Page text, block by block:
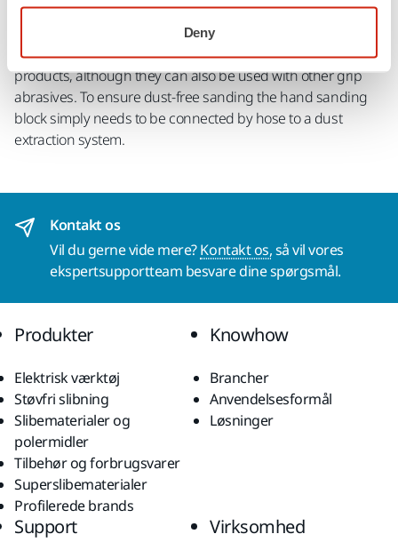
Deny
small surfaces and difficult-to-reach areas. Mirka® Hand
Sanding Blocks are specially designed for sanding by hand
in combination with Mirka’s revolutionary net-sanding
products, although they can also be used with other grip
abrasives. To ensure dust-free sanding the hand sanding
block simply needs to be connected by hose to a dust
extraction system.
Kontakt os
Vil du gerne vide mere?Kontakt os,så vil vores
ekspertsupportteam besvare dine spørgsmål.
Produkter
Elektrisk værktøj
Støvfri slibning
Slibematerialer og
polermidler
Tilbehør og forbrugsvarer
Superslibematerialer
Profilerede brands
Knowhow
Brancher
Anvendelsesformål
Løsninger
Support Virksomhed